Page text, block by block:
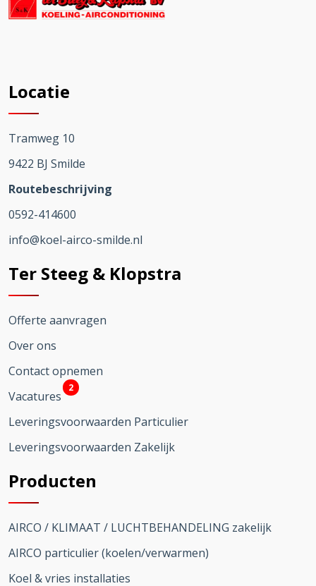
Locatie
Tramweg 10
9422 BJ Smilde
Routebeschrijving
0592-414600
info@koel-airco-smilde.nl
Ter Steeg & Klopstra
Offerte aanvragen
Over ons
Contact opnemen
Vacatures
2
Leveringsvoorwaarden Particulier
Leveringsvoorwaarden Zakelijk
Producten
AIRCO / KLIMAAT / LUCHTBEHANDELING zakelijk
AIRCO particulier (koelen/verwarmen)
Koel & vries installaties